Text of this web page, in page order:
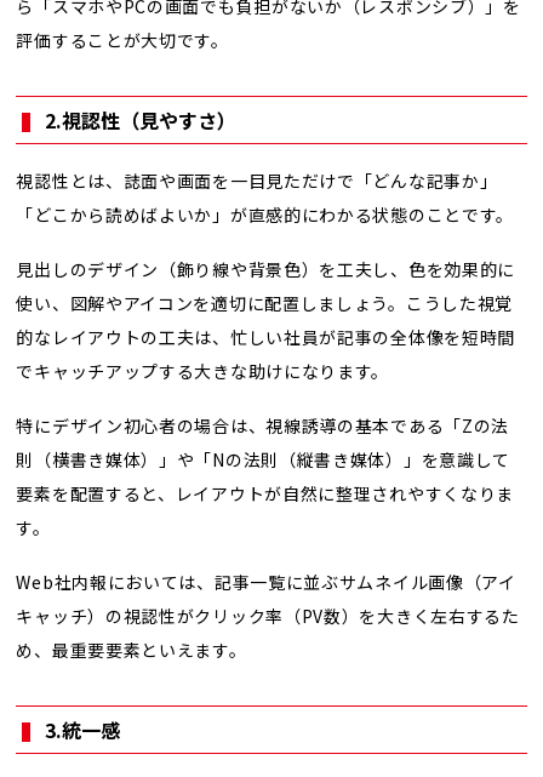
ら「スマホやPCの画面でも負担がないか（レスポンシブ）」を
評価することが大切です。
2.視認性（見やすさ）
視認性とは、誌面や画面を一目見ただけで「どんな記事か」
「どこから読めばよいか」が直感的にわかる状態のことです。
見出しのデザイン（飾り線や背景色）を工夫し、色を効果的に
使い、図解やアイコンを適切に配置しましょう。こうした視覚
的なレイアウトの工夫は、忙しい社員が記事の全体像を短時間
でキャッチアップする大きな助けになります。
特にデザイン初心者の場合は、視線誘導の基本である「Zの法
則（横書き媒体）」や「Nの法則（縦書き媒体）」を意識して
要素を配置すると、レイアウトが自然に整理されやすくなりま
す。
Web社内報においては、記事一覧に並ぶサムネイル画像（アイ
キャッチ）の視認性がクリック率（PV数）を大きく左右するた
め、最重要要素といえます。
3.統一感